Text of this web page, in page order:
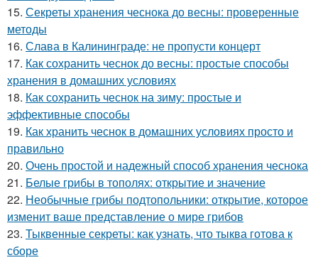
15. Секреты хранения чеснока до весны: проверенные
методы
16. Слава в Калининграде: не пропусти концерт
17. Как сохранить чеснок до весны: простые способы
хранения в домашних условиях
18. Как сохранить чеснок на зиму: простые и
эффективные способы
19. Как хранить чеснок в домашних условиях просто и
правильно
20. Очень простой и надежный способ хранения чеснока
21. Белые грибы в тополях: открытие и значение
22. Необычные грибы подтопольники: открытие, которое
изменит ваше представление о мире грибов
23. Тыквенные секреты: как узнать, что тыква готова к
сборе